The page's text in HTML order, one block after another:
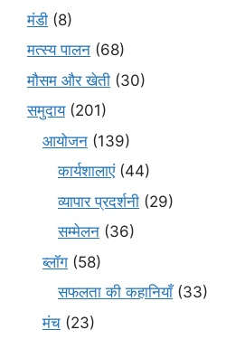
मंडी (8)
मत्स्य पालन (68)
मौसम और खेती (30)
समुदाय(201)
आयोजन (139)
कार्यशालाएं(44)
व्यापार प्रदर्शनी (29)
सम्मेलन (36)
ब्लॉग (58)
सफलता की कहानियाँ(33)
मंच (23)